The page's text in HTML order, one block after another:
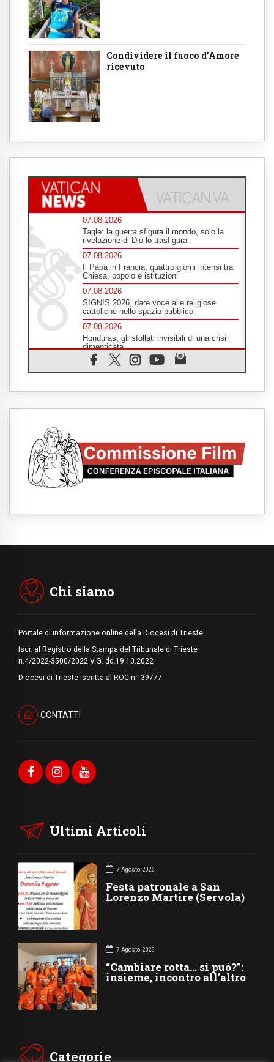
Condividere il fuoco d’Amore
ricevuto
07.08.2026
Tagle: la guerra sfigura il mondo, solo la
rivelazione di Dio lo trasfigura
07.08.2026
Il Papa in Francia, quattro giorni intensi tra
Chiesa, popolo e istituzioni
07.08.2026
SIGNIS 2026, dare voce alle religiose
cattoliche nello spazio pubblico
07.08.2026
Honduras, gli sfollati invisibili di una crisi
dimenticata
07.08.2026
Italia, Antigone: carceri al limite della
Parolin conclude il viaggio in Messico: "La
Uruguay, il presidente dei vescovi: la visita
del Papa dono per tutto il Paese
07.08.2026
Gaza, la strage dei bambini non si ferma:
Medio Oriente, non c'è accordo tra Libano e
Chi siamo
Portale di informazione online della Diocesi di Trieste
Iscr. al Registro della Stampa del Tribunale di Trieste
n.4/2022-3500/2022 V.G. dd.19.10.2022
Diocesi di Trieste iscritta al ROC nr. 39777
CONTATTI
Ultimi Articoli
7 Agosto 2026
Festa patronale a San
Lorenzo Martire (Servola)
7 Agosto 2026
“Cambiare rotta… si può?”:
insieme, incontro all’altro
Categorie